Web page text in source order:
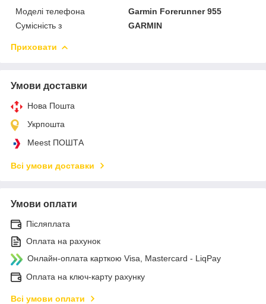
Моделі телефона
Garmin Forerunner 955
Сумісність з
GARMIN
Приховати
Умови доставки
Нова Пошта
Укрпошта
Meest ПОШТА
Всі умови доставки
Умови оплати
Післяплата
Оплата на рахунок
Онлайн-оплата карткою Visa, Mastercard - LiqPay
Оплата на ключ-карту рахунку
Всі умови оплати